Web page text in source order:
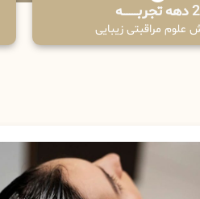
2 دهه تجربـــــــــه
علوم مراقبتی زیبایی